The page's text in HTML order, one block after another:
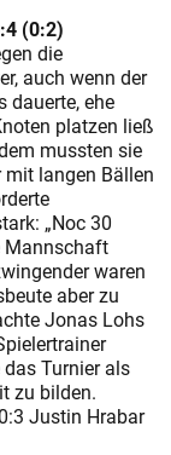
(0:2)
die
auch wenn der
dauerte, ehe
platzen ließ
mussten sie
mit langen Bällen
„Noc 30
Mannschaft
waren
aber zu
Jonas Lohs
Turnier als
zu bilden.
Justin Hrabar